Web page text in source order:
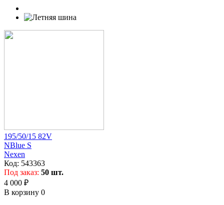
195/50/15 82V
NBlue S
Nexen
Код: 543363
Под заказ: 50 шт.
4 000 ₽
В корзину 0